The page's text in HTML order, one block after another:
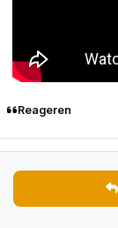
Reageren